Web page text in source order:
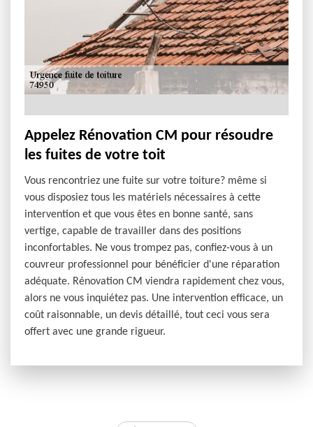
Appelez Rénovation CM pour résoudre
les fuites de votre toit
Vous rencontriez une fuite sur votre toiture? même si
vous disposiez tous les matériels nécessaires à cette
intervention et que vous êtes en bonne santé, sans
vertige, capable de travailler dans des positions
inconfortables. Ne vous trompez pas, confiez-vous à un
couvreur professionnel pour bénéficier d'une réparation
adéquate. Rénovation CM viendra rapidement chez vous,
alors ne vous inquiétez pas. Une intervention efficace, un
coût raisonnable, un devis détaillé, tout ceci vous sera
offert avec une grande rigueur.